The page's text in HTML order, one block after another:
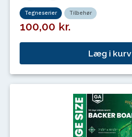
Tegneserier Tilbehør
100,00 kr.
Læg i kurv